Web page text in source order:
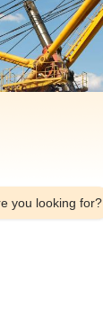
you looking for?